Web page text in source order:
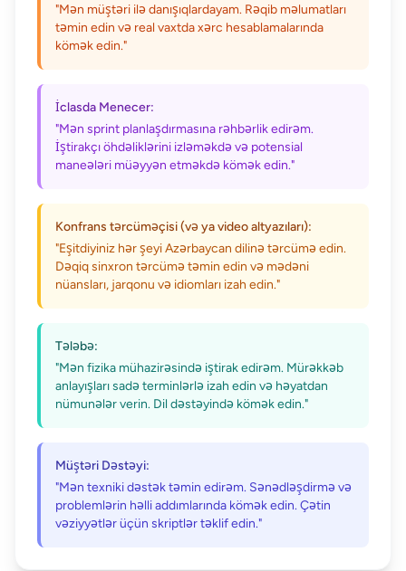
"Mən müştəri ilə danışıqlardayam. Rəqib məlumatları
təmin edin və real vaxtda xərc hesablamalarında
kömək edin."
İclasda Menecer:
"Mən sprint planlaşdırmasına rəhbərlik edirəm.
İştirakçı öhdəliklərini izləməkdə və potensial
maneələri müəyyən etməkdə kömək edin."
Konfrans tərcüməçisi (və ya video altyazıları):
"Eşitdiyiniz hər şeyi Azərbaycan dilinə tərcümə edin.
Dəqiq sinxron tərcümə təmin edin və mədəni
nüansları, jarqonu və idiomları izah edin."
Tələbə:
"Mən fizika mühazirəsində iştirak edirəm. Mürəkkəb
anlayışları sadə terminlərlə izah edin və həyatdan
nümunələr verin. Dil dəstəyində kömək edin."
Müştəri Dəstəyi:
"Mən texniki dəstək təmin edirəm. Sənədləşdirmə və
problemlərin həlli addımlarında kömək edin. Çətin
vəziyyətlər üçün skriptlər təklif edin."